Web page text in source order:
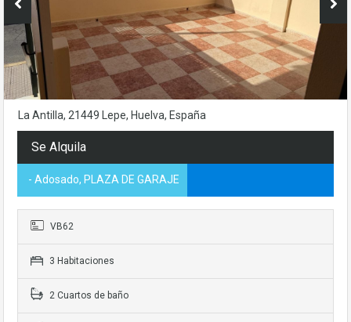
La Antilla, 21449 Lepe, Huelva, España
Se Alquila
- Adosado, PLAZA DE GARAJE
VB62
3 Habitaciones
2 Cuartos de baño